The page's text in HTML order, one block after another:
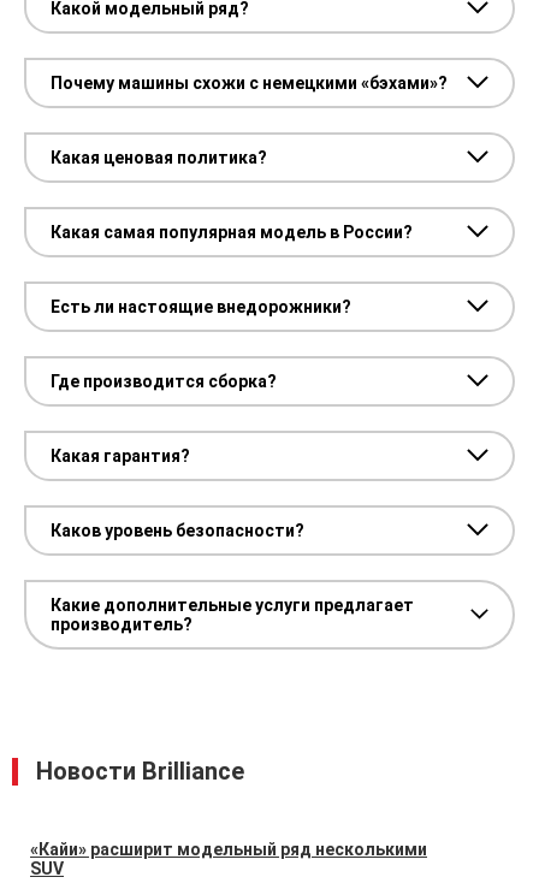
Какой модельный ряд?
Почему машины схожи с немецкими «бэхами»?
Какая ценовая политика?
Какая самая популярная модель в России?
Есть ли настоящие внедорожники?
Где производится сборка?
Какая гарантия?
Каков уровень безопасности?
Какие дополнительные услуги предлагает
производитель?
Новости Brilliance
«Кайи» расширит модельный ряд несколькими
SUV